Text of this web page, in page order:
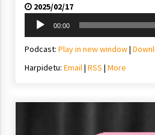
Arrosaren IX.
2025/02/17
Soinu
erreproduzigailua
00:00
Podcast: Play in new window|
Harpidetu: Email| RSS | More